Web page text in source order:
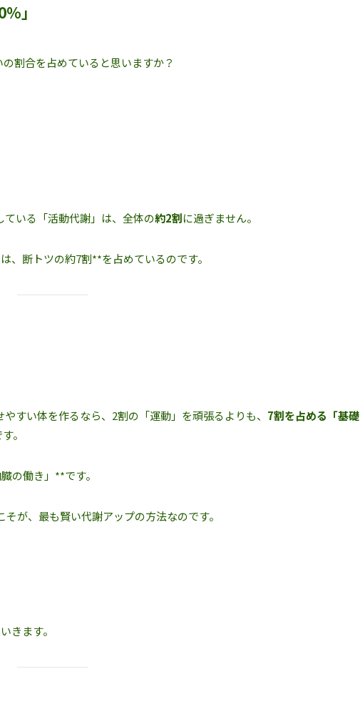
」
割合を占めていると思いますか？
いる「活動代謝」は、全体の約2割に過ぎません。
、断トツの約7割**を占めているのです。
すい体を作るなら、2割の「運動」を頑張るよりも、 7割を占める「基礎
。
の働き」**です。
そが、最も賢い代謝アップの方法なのです。
きます。